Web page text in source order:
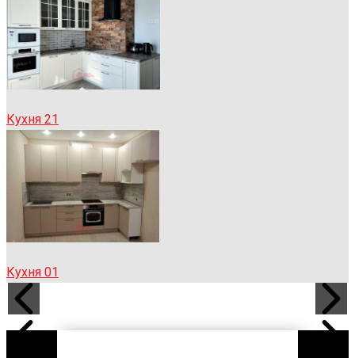
Кухня 21
Кухня 01